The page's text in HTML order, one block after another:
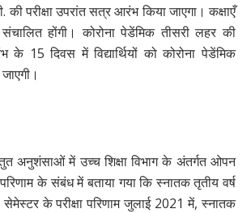
की परीक्षा उपरांत सत्र आरंभ किया जाएगा। कक्षाएँ
होंगी। कोरोना पेडेंमिक तीसरी लहर की
के 15 दिवस में विद्यार्थियों को कोरोना पेडेंमिक
अनुशंसाओं में उच्च शिक्षा विभाग के अंतर्गत ओपन
परिणाम के संबंध में बताया गया कि स्नातक तृतीय वर्ष
सेमेस्टर के परीक्षा परिणाम जुलाई 2021 में, स्नातक